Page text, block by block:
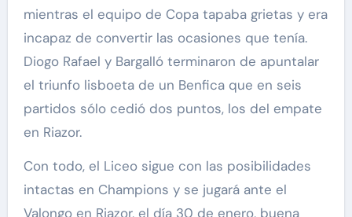
mientras el equipo de Copa tapaba grietas y era
incapaz de convertir las ocasiones que tenía.
Diogo Rafael y Bargalló terminaron de apuntalar
el triunfo lisboeta de un Benfica que en seis
partidos sólo cedió dos puntos, los del empate
en Riazor.
Con todo, el Liceo sigue con las posibilidades
intactas en Champions y se jugará ante el
Valongo en Riazor, el día 30 de enero, buena